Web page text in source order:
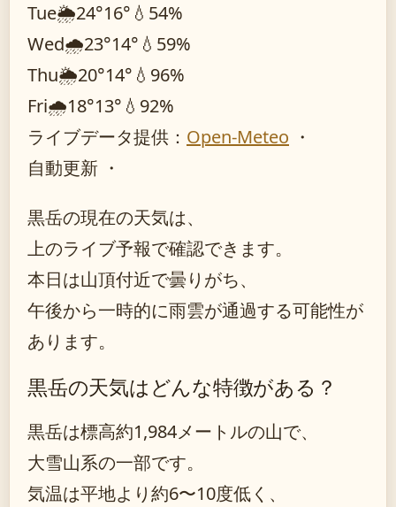
Tue🌦️24°16° 💧54%
Wed🌧️23°14° 💧59%
Thu🌦️20°14° 💧96%
Fri🌧️18°13° 💧92%
ライブデータ提供： Open-Meteo ・
自動更新 ・
黒岳の現在の天気は、
上のライブ予報で確認できます。
本日は山頂付近で曇りがち、
午後から一時的に雨雲が通過する可能性が
あります。
黒岳の天気はどんな特徴がある？
黒岳は標高約1,984メートルの山で、
大雪山系の一部です。
気温は平地より約6〜10度低く、